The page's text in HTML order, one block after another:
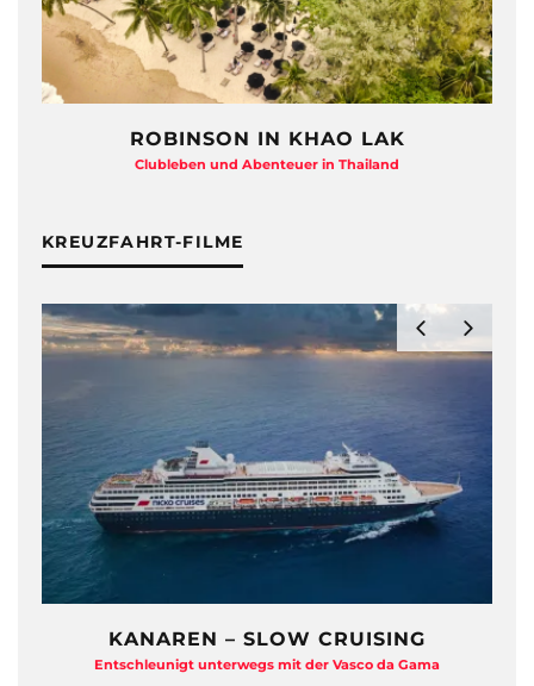
ROBINSON IN KHAO LAK
Clubleben und Abenteuer in Thailand
KREUZFAHRT-FILME
KANAREN – SLOW CRUISING
Entschleunigt unterwegs mit der Vasco da Gama